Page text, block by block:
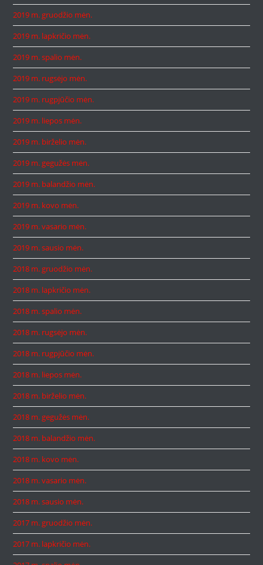
2019 m. gruodžio mėn.
2019 m. lapkričio mėn.
2019 m. spalio mėn.
2019 m. rugsėjo mėn.
2019 m. rugpjūčio mėn.
2019 m. liepos mėn.
2019 m. birželio mėn.
2019 m. gegužės mėn.
2019 m. balandžio mėn.
2019 m. kovo mėn.
2019 m. vasario mėn.
2019 m. sausio mėn.
2018 m. gruodžio mėn.
2018 m. lapkričio mėn.
2018 m. spalio mėn.
2018 m. rugsėjo mėn.
2018 m. rugpjūčio mėn.
2018 m. liepos mėn.
2018 m. birželio mėn.
2018 m. gegužės mėn.
2018 m. balandžio mėn.
2018 m. kovo mėn.
2018 m. vasario mėn.
2018 m. sausio mėn.
2017 m. gruodžio mėn.
2017 m. lapkričio mėn.